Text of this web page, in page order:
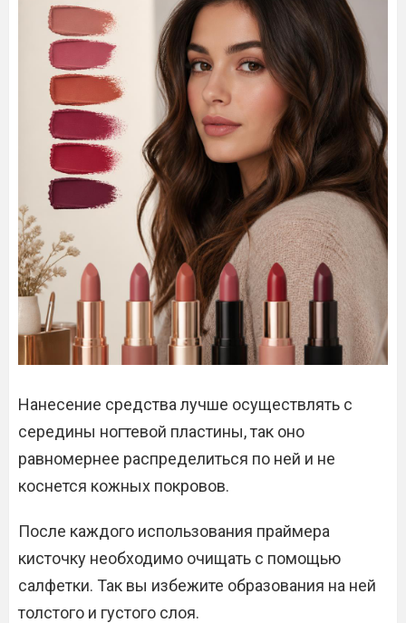
Нанесение средства лучше осуществлять с
середины ногтевой пластины, так оно
равномернее распределиться по ней и не
коснется кожных покровов.
После каждого использования праймера
кисточку необходимо очищать с помощью
салфетки. Так вы избежите образования на ней
толстого и густого слоя.